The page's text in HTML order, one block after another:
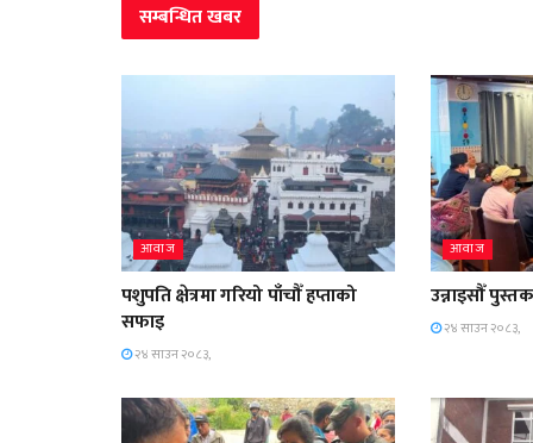
सम्बन्धितखबर
आवाज
पशुपति क्षेत्रमा गरियो पाँचौँ हप्ताको
सफाइ
२४ साउन २०८३,
आवाज
उन्नाइसौँ
२४ साउन २०८३,